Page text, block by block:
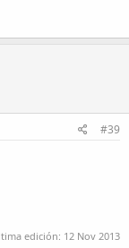
una segueta y
#39
edición: 12 Nov 2013